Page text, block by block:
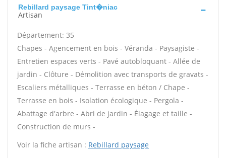
Rebillard paysage Tint�niac
Artisan
Département: 35
Chapes - Agencement en bois - Véranda - Paysagiste -
Entretien espaces verts - Pavé autobloquant - Allée de
jardin - Clôture - Démolition avec transports de gravats -
Escaliers métalliques - Terrasse en béton / Chape -
Terrasse en bois - Isolation écologique - Pergola -
Abattage d'arbre - Abri de jardin - Élagage et taille -
Construction de murs -
Voir la fiche artisan : Rebillard paysage